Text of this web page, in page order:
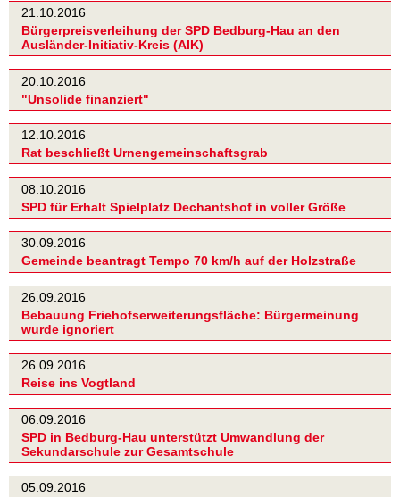
21.10.2016
Bürgerpreisverleihung der SPD Bedburg-Hau an den
Ausländer-Initiativ-Kreis (AIK)
20.10.2016
"Unsolide finanziert"
12.10.2016
Rat beschließt Urnengemeinschaftsgrab
08.10.2016
SPD für Erhalt Spielplatz Dechantshof in voller Größe
30.09.2016
Gemeinde beantragt Tempo 70 km/h auf der Holzstraße
26.09.2016
Bebauung Friehofserweiterungsfläche: Bürgermeinung
wurde ignoriert
26.09.2016
Reise ins Vogtland
06.09.2016
SPD in Bedburg-Hau unterstützt Umwandlung der
Sekundarschule zur Gesamtschule
05.09.2016